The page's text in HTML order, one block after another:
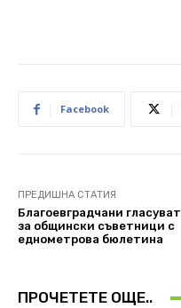
Facebook
ПРЕДИШНА СТАТИЯ
Благоевградчани гласуват
за общински съветници с
еднометрова бюлетина
ПРОЧЕТЕТЕ ОЩЕ..